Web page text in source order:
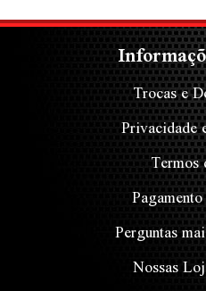
Trocas e
Privacidade
Perguntas
Nossas